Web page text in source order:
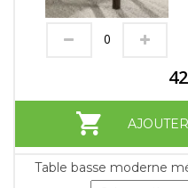
Table basse moderne